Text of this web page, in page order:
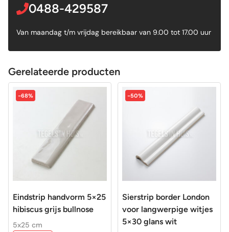
0488-429587
Van maandag t/m vrijdag bereikbaar van 9.00 tot 17.00 uur
Gerelateerde producten
-68%
Eindstrip handvorm 5×25
hibiscus grijs bullnose
5x25 cm
-50%
Sierstrip border London
voor langwerpige witjes
5×30 glans wit